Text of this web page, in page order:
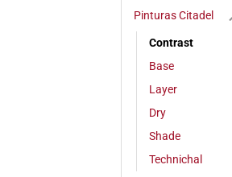
Pinturas Citadel
Contrast
Base
Layer
Dry
Shade
Technichal